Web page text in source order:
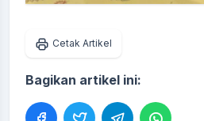
Cetak Artikel
Bagikan artikel ini: